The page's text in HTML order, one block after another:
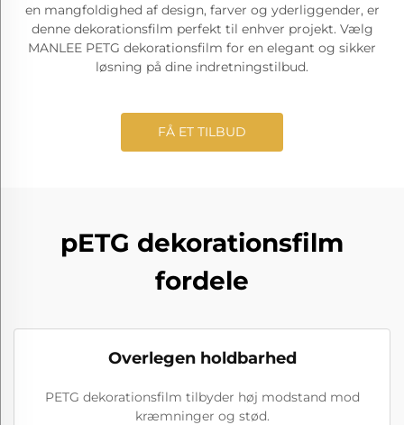
en mangfoldighed af design, farver og yderliggender, er
denne dekorationsfilm perfekt til enhver projekt. Vælg
MANLEE PETG dekorationsfilm for en elegant og sikker
løsning på dine indretningstilbud.
FÅ ET TILBUD
pETG dekorationsfilm
fordele
Overlegen holdbarhed
PETG dekorationsfilm tilbyder høj modstand mod
kræmninger og stød.